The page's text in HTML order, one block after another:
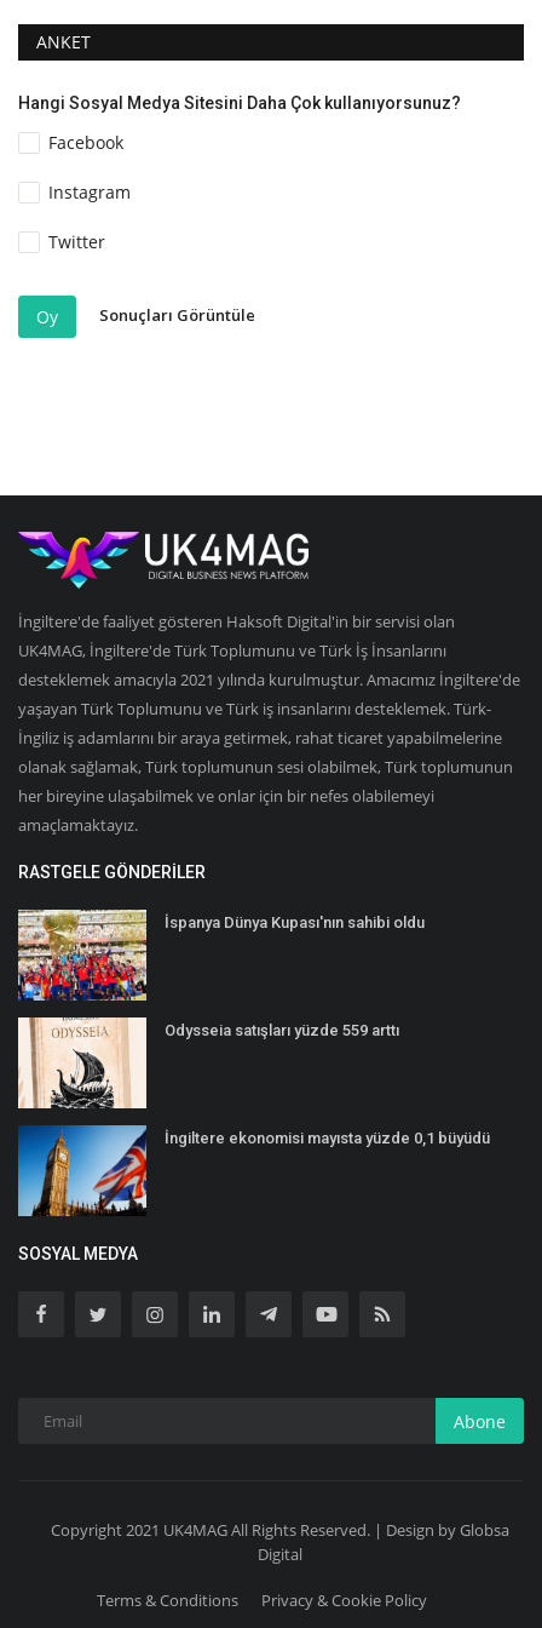
ANKET
Hangi Sosyal Medya Sitesini Daha Çok kullanıyorsunuz?
Facebook
Instagram
Twitter
Oy Sonuçları Görüntüle
İngiltere'de faaliyet gösteren Haksoft Digital'in bir servisi olan
UK4MAG, İngiltere'de Türk Toplumunu ve Türk İş İnsanlarını
desteklemek amacıyla 2021 yılında kurulmuştur. Amacımız İngiltere'de
yaşayan Türk Toplumunu ve Türk iş insanlarını desteklemek. Türk-
İngiliz iş adamlarını bir araya getirmek, rahat ticaret yapabilmelerine
olanak sağlamak, Türk toplumunun sesi olabilmek, Türk toplumunun
her bireyine ulaşabilmek ve onlar için bir nefes olabilemeyi
amaçlamaktayız.
RASTGELE GÖNDERILER
İspanya Dünya Kupası'nın sahibi oldu
Odysseia satışları yüzde 559 arttı
İngiltere ekonomisi mayısta yüzde 0,1 büyüdü
SOSYAL MEDYA
Abone
Copyright 2021 UK4MAG All Rights Reserved. | Design by Globsa
Digital
Terms & Conditions Privacy & Cookie Policy